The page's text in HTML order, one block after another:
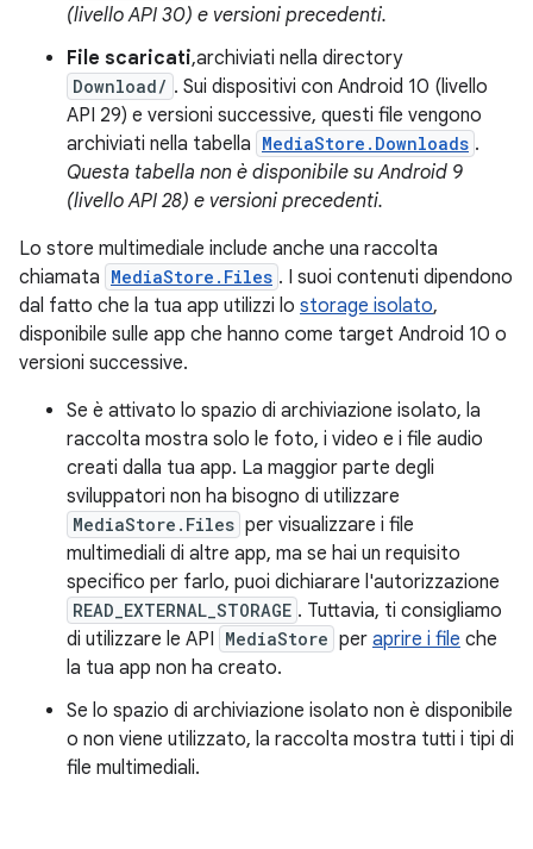
(livello API 30) e versioni precedenti.
File scaricati,archiviati nella directory
Download/ . Sui dispositivi con Android 10 (livello
API 29) e versioni successive, questi file vengono
archiviati nella tabella MediaStore.Downloads .
Questa tabella non è disponibile su Android 9
(livello API 28) e versioni precedenti.
Lo store multimediale include anche una raccolta
chiamata MediaStore.Files . I suoi contenuti dipendono
dal fatto che la tua app utilizzi lo storage isolato,
disponibile sulle app che hanno come target Android 10 o
versioni successive.
Se è attivato lo spazio di archiviazione isolato, la
raccolta mostra solo le foto, i video e i file audio
creati dalla tua app. La maggior parte degli
sviluppatori non ha bisogno di utilizzare
MediaStore.Files per visualizzare i file
multimediali di altre app, ma se hai un requisito
specifico per farlo, puoi dichiarare l'autorizzazione
READ_EXTERNAL_STORAGE . Tuttavia, ti consigliamo
di utilizzare le API MediaStore per aprire i file che
la tua app non ha creato.
Se lo spazio di archiviazione isolato non è disponibile
o non viene utilizzato, la raccolta mostra tutti i tipi di
file multimediali.